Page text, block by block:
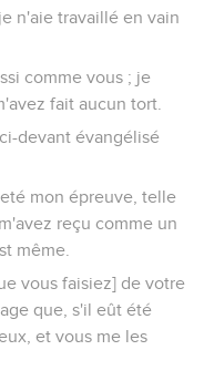
n'aie travaillé en vain
comme vous ; je
fait aucun tort.
devant évangélisé
mon épreuve, telle
reçu comme un
même.
vous faisiez] de votre
que, s'il eût été
et vous me les